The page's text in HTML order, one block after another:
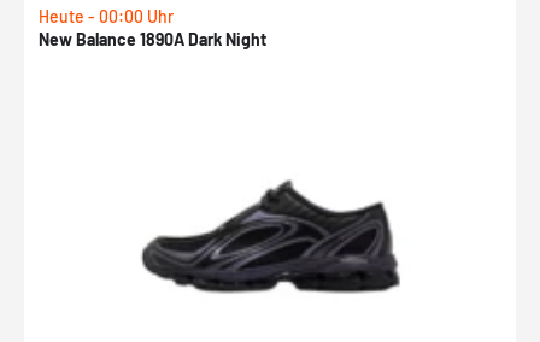
Heute - 00:00 Uhr
New Balance 1890A Dark Night